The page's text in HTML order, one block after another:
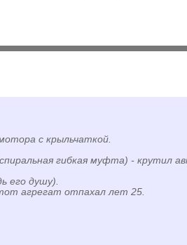
с крыльчаткой.
гибкая муфта) - крутил
его душу).
агрегат отпахал лет 25.